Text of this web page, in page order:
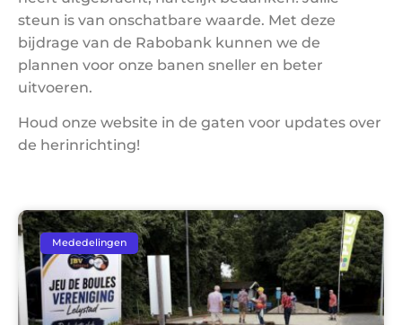
steun is van onschatbare waarde. Met deze
bijdrage van de Rabobank kunnen we de
plannen voor onze banen sneller en beter
uitvoeren.
Houd onze website in de gaten voor updates over
de herinrichting!
Mededelingen